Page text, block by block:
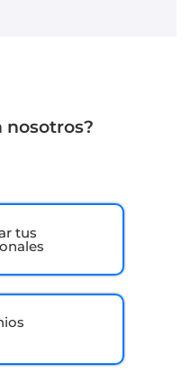
nosotros?
tus